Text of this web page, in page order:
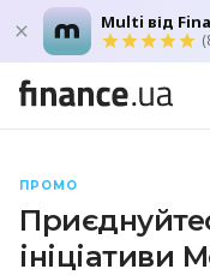
Multi від
ПРОМО
ініціативи